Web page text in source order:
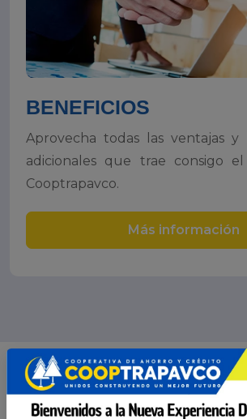
BENEFICIOS
Aprovecha todas las ventajas y
adicionales que trae consigo
Cooptrapavco.
Más información
TESTIMONIOS DE